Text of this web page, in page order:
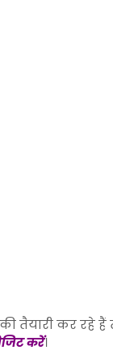
की तैयारी कर
करें।